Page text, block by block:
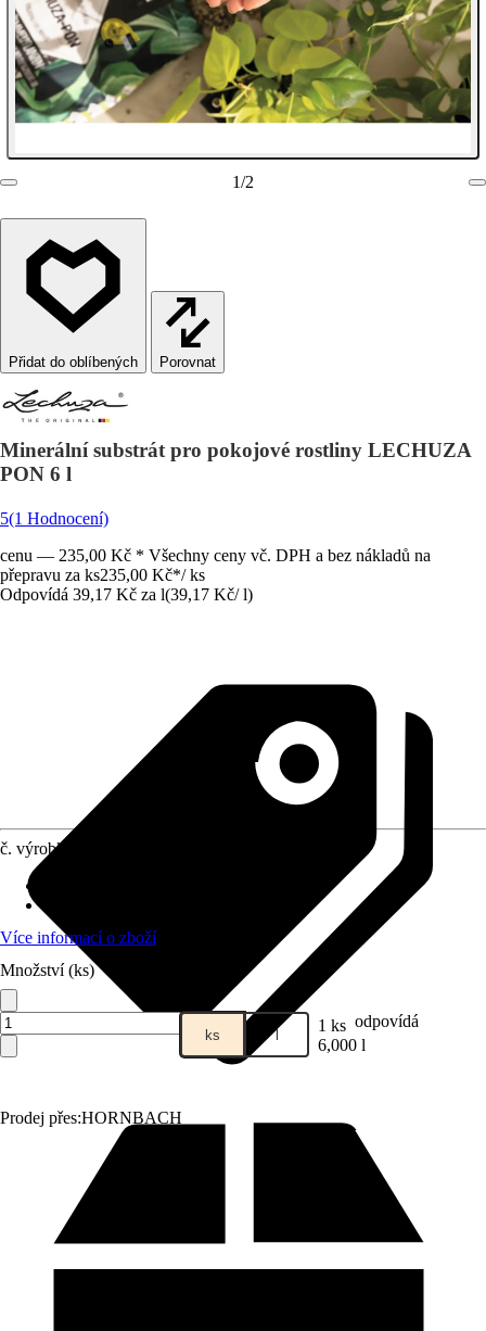
1/2
Porovnat
Minerální substrát pro pokojové rostliny LECHUZA
PON 6 l
5(1 Hodnocení)
cenu — 235,00 Kč * Všechny ceny vč. DPH a bez nákladů na
přepravu za ks235,00 Kč*/ ks
Odpovídá 39,17 Kč za l(39,17 Kč/ l)
Prodej přes:HORNBACH
č. výrobku
Více informací o zboží
Množství (ks)
ks l 1 ks odpovídá
6,000 l